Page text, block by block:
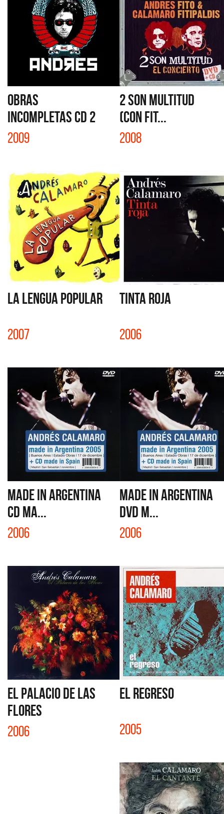
OBRAS
INCOMPLETAS CD 2
2009
2 SON MULTITUD
(CON FIT...
2008
LA LENGUA POPULAR
2007
TINTA ROJA
2006
MADE IN ARGENTINA
CD MA...
2006
MADE IN ARGENTINA
DVD M...
2006
EL PALACIO DE LAS
FLORES
2006
EL REGRESO
2005